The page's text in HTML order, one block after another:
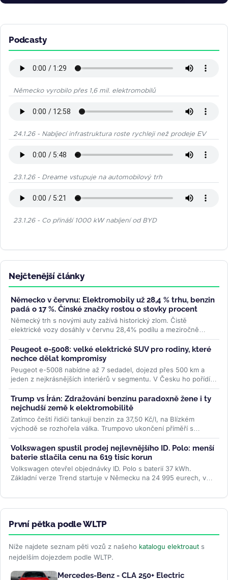
Podcasty
Německo vyrobilo přes 1,6 mil. elektromobilů
24.1.26 - Nabíjecí infrastruktura roste rychleji než prodeje EV
23.1.26 - Dreame vstupuje na automobilový trh
23.1.26 - Co přináší 1000 kW nabíjení od BYD
Nejčtenější články
Německo v červnu: Elektromobily už 28,4 % trhu, benzin
padá o 17 %. Čínské značky rostou o stovky procent
Německý trh s novými auty zažívá historický zlom. Čistě
elektrické vozy dosáhly v červnu 28,4% podílu a meziročně
vyskočily o 78 %....>>
Peugeot e-5008: velké elektrické SUV pro rodiny, které
nechce dělat kompromisy
Peugeot e-5008 nabídne až 7 sedadel, dojezd přes 500 km a
jeden z nejkrásnějších interiérů v segmentu. V Česku ho pořídíte
od 1,2...>>
Trump vs Írán: Zdražování benzínu paradoxně žene i ty
nejchudší země k elektromobilitě
Zatímco čeští řidiči tankují benzin za 37,50 Kč/l, na Blízkém
východě se rozhořela válka. Trumpovo ukončení příměří s
Íránem...>>
Volkswagen spustil prodej nejlevnějšího ID. Polo: menší
baterie stlačila cenu na 619 tisíc korun
Volkswagen otevřel objednávky ID. Polo s baterií 37 kWh.
Základní verze Trend startuje v Německu na 24 995 eurech, v
První pětka podle WLTP
Níže najdete seznam pěti vozů z našeho katalogu elektroaut s
nejdelším dojezdem podle WLTP.
Mercedes-Benz - CLA 250+ Electric